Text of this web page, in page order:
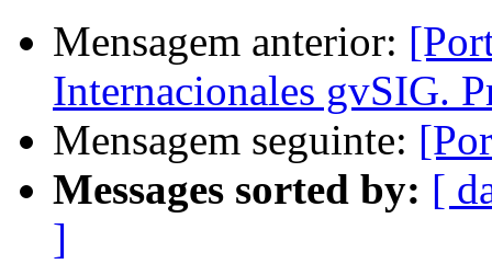
Mensagem anterior:
Internacionales gvSIG.
Mensagem seguinte:
Messages sorted by: [
]